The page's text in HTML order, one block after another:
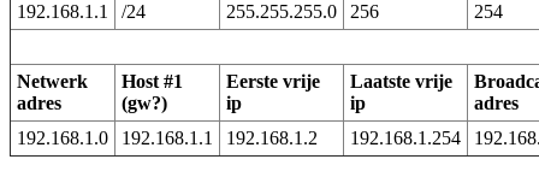
192.168.1.1
/24 255.255.255.0 256 254
Netwerk
adres
Host #1
(gw?)
Eerste vrije
ip
Laatste vrije
ip
adres
192.168.1.0
192.168.1.1 192.168.1.2 192.168.1.254